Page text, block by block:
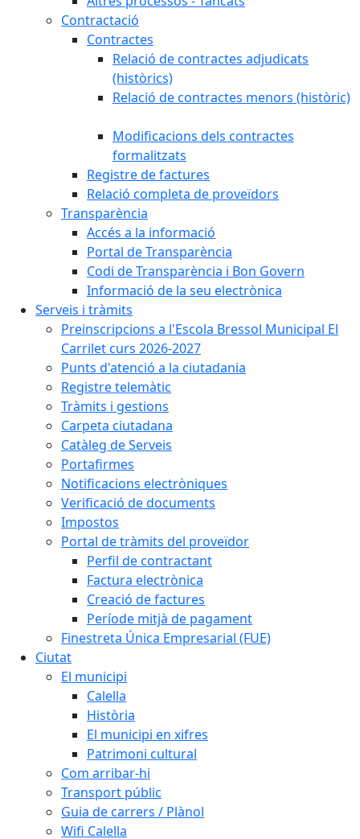
Contractació
Contractes
Relació de contractes adjudicats
(històrics)
Relació de contractes menors (històric)
Modificacions dels contractes
formalitzats
Registre de factures
Relació completa de proveïdors
Transparència
Accés a la informació
Portal de Transparència
Codi de Transparència i Bon Govern
Informació de la seu electrònica
Serveis i tràmits
Preinscripcions a l'Escola Bressol Municipal El
Carrilet curs 2026-2027
Punts d'atenció a la ciutadania
Registre telemàtic
Tràmits i gestions
Carpeta ciutadana
Catàleg de Serveis
Portafirmes
Notificacions electròniques
Verificació de documents
Impostos
Portal de tràmits del proveïdor
Perfil de contractant
Factura electrònica
Creació de factures
Període mitjà de pagament
Finestreta Única Empresarial (FUE)
Ciutat
El municipi
Calella
Història
El municipi en xifres
Patrimoni cultural
Com arribar-hi
Transport públic
Guia de carrers / Plànol
Wifi Calella